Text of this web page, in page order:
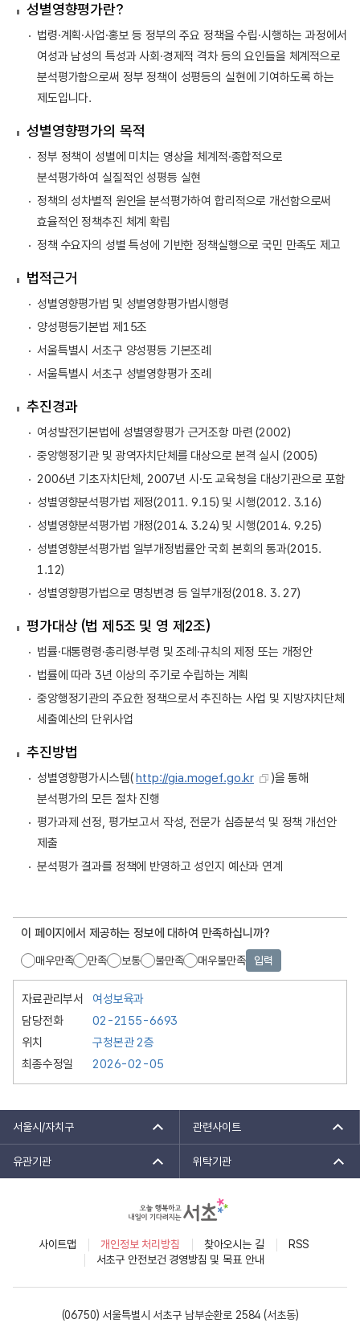
성별영향평가란?
법령·계획·사업·홍보 등 정부의 주요 정책을 수립·시행하는 과정에서
여성과 남성의 특성과 사회·경제적 격차 등의 요인들을 체계적으로
분석평가함으로써 정부 정책이 성평등의 실현에 기여하도록 하는
제도입니다.
성별영향평가의 목적
정부 정책이 성별에 미치는 영상을 체계적·종합적으로
분석평가하여 실질적인 성평등 실현
정책의 성차별적 원인을 분석평가하여 합리적으로 개선함으로써
효율적인 정책추진 체계 확립
정책 수요자의 성별 특성에 기반한 정책실행으로 국민 만족도 제고
법적근거
성별영향평가법 및 성별영향평가법시행령
양성평등기본법 제15조
서울특별시 서초구 양성평등 기본조례
서울특별시 서초구 성별영향평가 조례
추진경과
여성발전기본법에 성별영향평가 근거조항 마련 (2002)
중앙행정기관 및 광역자치단체를 대상으로 본격 실시 (2005)
2006년 기초자치단체, 2007년 시·도 교육청을 대상기관으로 포함
성별영향분석평가법 제정(2011. 9.15) 및 시행(2012. 3.16)
성별영향분석평가법 개정(2014. 3.24) 및 시행(2014. 9.25)
성별영향분석평가법 일부개정법률안 국회 본회의 통과(2015.
1.12)
성별영향평가법으로 명칭변경 등 일부개정(2018. 3. 27)
평가대상 (법 제5조 및 영 제2조)
법률·대통령령·총리령·부령 및 조례·규칙의 제정 또는 개정안
법률에 따라 3년 이상의 주기로 수립하는 계획
중앙행정기관의 주요한 정책으로서 추진하는 사업 및 지방자치단체
세출예산의 단위사업
추진방법
성별영향평가시스템(http://gia.mogef.go.kr
)을 통해
분석평가의 모든 절차 진행
평가과제 선정, 평가보고서 작성, 전문가 심층분석 및 정책 개선안
제출
분석평가 결과를 정책에 반영하고 성인지 예산과 연계
이 페이지에서 제공하는 정보에 대하여 만족하십니까?
매우만족 만족 보통 불만족 매우불만족 입력
자료관리부서
여성보육과
담당전화
02-2155-6693
위치
구청본관 2층
최종수정일
2026-02-05
서울시/자치구 관련사이트
유관기관 위탁기관
사이트맵 개인정보 처리방침 찾아오시는 길
RSS
서초구 안전보건 경영방침 및 목표 안내
(06750) 서울특별시 서초구 남부순환로 2584 (서초동)